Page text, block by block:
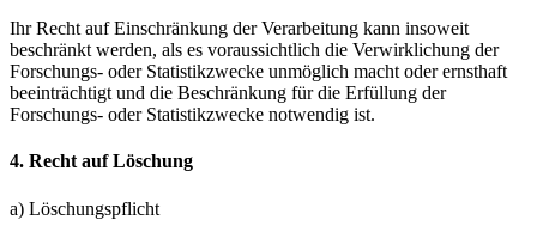
Ihr Recht auf Einschränkung der Verarbeitung kann insoweit
beschränkt werden, als es voraussichtlich die Verwirklichung der
Forschungs- oder Statistikzwecke unmöglich macht oder ernsthaft
beeinträchtigt und die Beschränkung für die Erfüllung der
Forschungs- oder Statistikzwecke notwendig ist.
4. Recht auf Löschung
a) Löschungspflicht